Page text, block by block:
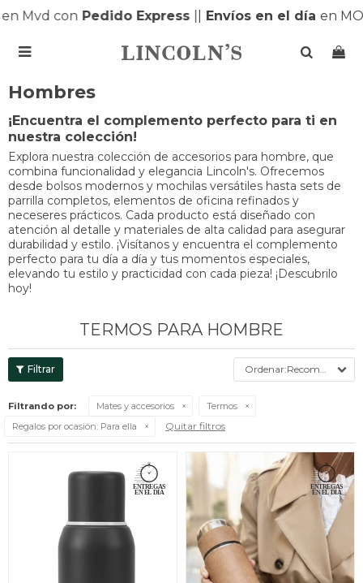
Mvd conPedido Express| Envíos en el díaen

Hombres
¡Encuentra el complemento perfecto para ti en
nuestra colección!
Explora nuestra colección de accesorios para hombre, que
combina funcionalidad y elegancia Lincoln's. Ofrecemos
desde bolsos modernos y mochilas versátiles hasta sets de
parrilla completos, elementos de oficina refinados y
neceseres prácticos. Cada producto está diseñado con
atención al detalle y materiales de alta calidad para asegurar
durabilidad y estilo. ¡Visítanos y encuentra el complemento
perfecto para tu día a día y tus momentos especiales,
elevando tu estilo y practicidad con cada pieza! ¡Descubrilo
hoy!
TERMOS PARA HOMBRE
Recomendados
Filtrando por: Mates y accesorios
Termos
Regalos por ocasión: Para ella Quitar filtros